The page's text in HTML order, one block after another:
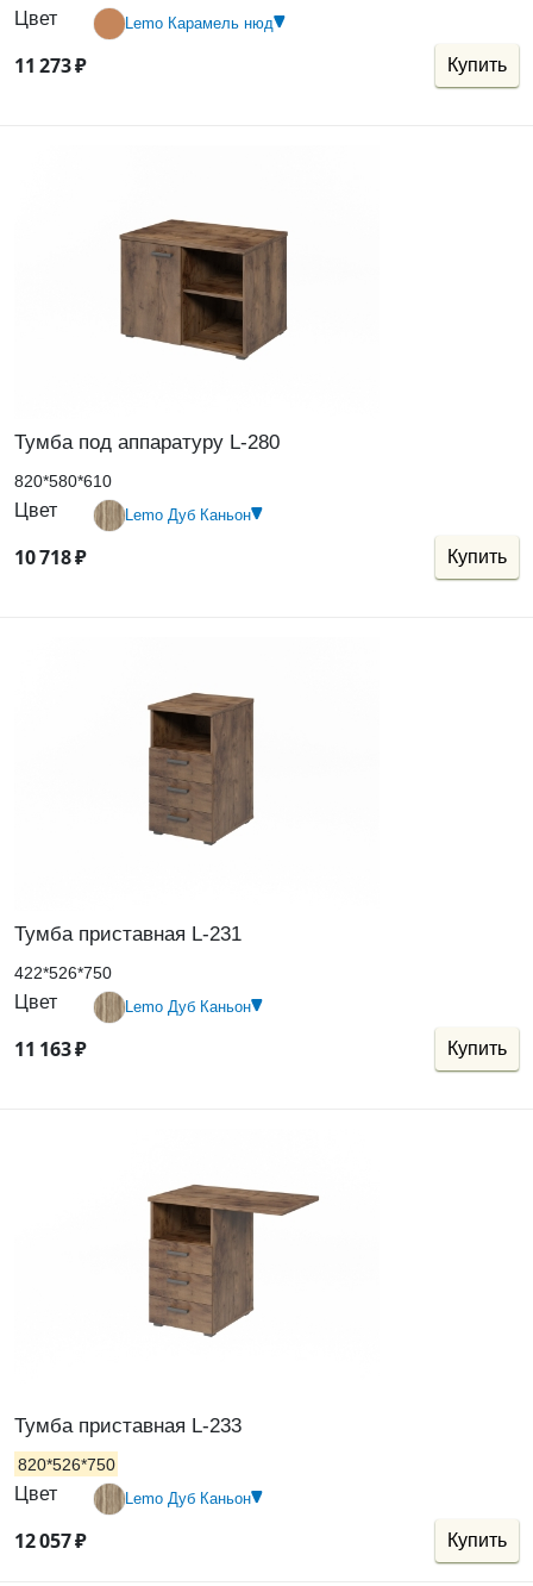
Цвет Lemo Карамель нюд
11 273₽ Купить
Тумба под аппаратуру L-280
820*580*610
Цвет Lemo Дуб Каньон
10718₽ Купить
Тумба приставная L-231
422*526*750
Цвет Lemo Дуб Каньон
11 163₽ Купить
Тумба приставная L-233
820*526*750
Цвет Lemo Дуб Каньон
12057₽ Купить